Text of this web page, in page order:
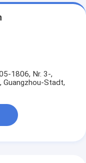
1806, Nr. 3-,
Guangzhou-Stadt,